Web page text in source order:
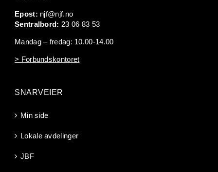
Epost: njf@njf.no
Sentralbord: 23 06 83 53
Mandag – fredag: 10.00-14.00
> Forbundskontoret
SNARVEIER
Min side
Lokale avdelinger
JBF